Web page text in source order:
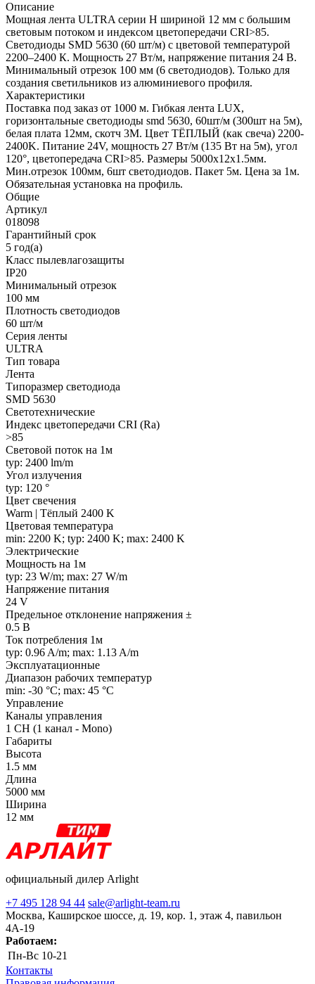
Описание
Мощная лента ULTRA серии H шириной 12 мм с большим
световым потоком и индексом цветопередачи CRI>85.
Светодиоды SMD 5630 (60 шт/м) с цветовой температурой
2200–2400 К. Мощность 27 Вт/м, напряжение питания 24 В.
Минимальный отрезок 100 мм (6 светодиодов). Только для
создания светильников из алюминиевого профиля.
Характеристики
Поставка под заказ от 1000 м. Гибкая лента LUX,
горизонтальные светодиоды smd 5630, 60шт/м (300шт на 5м),
белая плата 12мм, скотч 3М. Цвет ТЁПЛЫЙ (как свеча) 2200-
2400K. Питание 24V, мощность 27 Вт/м (135 Вт на 5м), угол
120°, цветопередача CRI>85. Размеры 5000х12x1.5мм.
Мин.отрезок 100мм, 6шт светодиодов. Пакет 5м. Цена за 1м.
Обязательная установка на профиль.
Общие
Артикул
018098
Гарантийный срок
5 год(а)
Класс пылевлагозащиты
IP20
Минимальный отрезок
100 мм
Плотность светодиодов
60 шт/м
Серия ленты
ULTRA
Тип товара
Лента
Типоразмер светодиода
SMD 5630
Светотехнические
Индекс цветопередачи CRI (Ra)
>85
Световой поток на 1м
typ: 2400 lm/m
Угол излучения
typ: 120 °
Цвет свечения
Warm | Тёплый 2400 K
Цветовая температура
min: 2200 K; typ: 2400 K; max: 2400 K
Электрические
Мощность на 1м
typ: 23 W/m; max: 27 W/m
Напряжение питания
24 V
Предельное отклонение напряжения ±
0.5 В
Ток потребления 1м
typ: 0.96 A/m; max: 1.13 A/m
Эксплуатационные
Диапазон рабочих температур
min: -30 °C; max: 45 °C
Управление
Каналы управления
1 CH (1 канал - Mono)
Габариты
Высота
1.5 мм
Длина
5000 мм
Ширина
12 мм
официальный дилер Arlight
+7 495 128 94 44 sale@arlight-team.ru
Москва, Каширское шоссе, д. 19, кор. 1, этаж 4, павильон
4А-19
Работаем:
Пн-Вс 10-21
Контакты